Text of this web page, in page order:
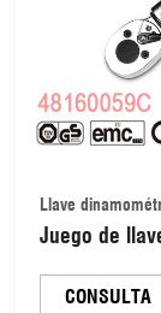
Llave
Juego de
CONSULTA